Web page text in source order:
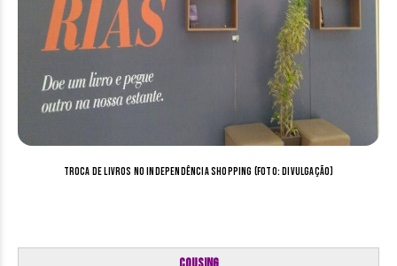
Troca de Livros no Independência Shopping (Foto: Divulgação)